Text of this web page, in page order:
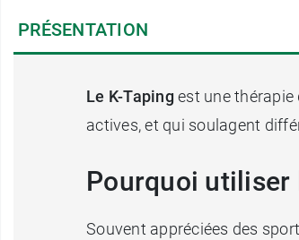
PRÉSENTATION
Le K-Tapingest une thérapie
actives, et qui soulagent
Pourquoi utiliser
Souvent appréciées des